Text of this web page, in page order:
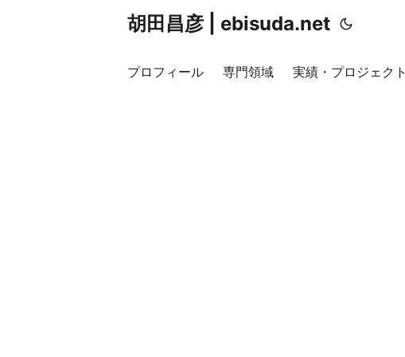
胡田昌彦 | ebisuda.net
プロフィール 専門領域 実績・プロジェクト